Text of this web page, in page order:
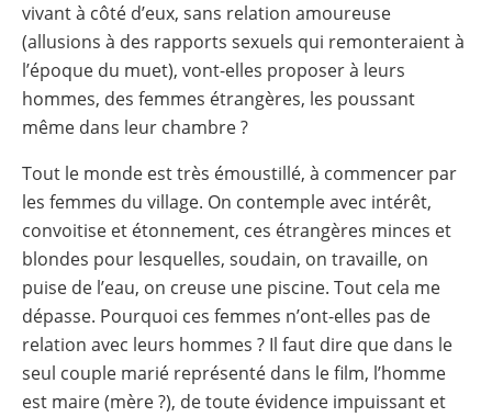
vivant à côté d’eux, sans relation amoureuse
(allusions à des rapports sexuels qui remonteraient à
l’époque du muet), vont-elles proposer à leurs
hommes, des femmes étrangères, les poussant
même dans leur chambre ?
Tout le monde est très émoustillé, à commencer par
les femmes du village. On contemple avec intérêt,
convoitise et étonnement, ces étrangères minces et
blondes pour lesquelles, soudain, on travaille, on
puise de l’eau, on creuse une piscine. Tout cela me
dépasse. Pourquoi ces femmes n’ont-elles pas de
relation avec leurs hommes ? Il faut dire que dans le
seul couple marié représenté dans le film, l’homme
est maire (mère ?), de toute évidence impuissant et